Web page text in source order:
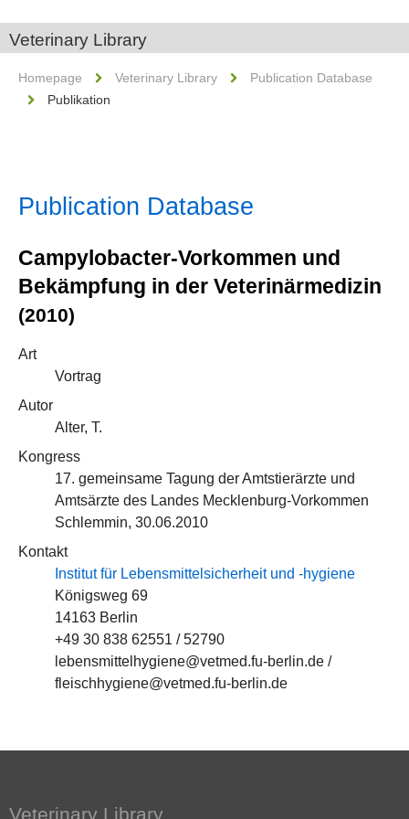
Veterinary Library
Homepage Veterinary Library
Publication Database
Publikation
Publication Database
Campylobacter-Vorkommen und
Bekämpfung in der Veterinärmedizin
(2010)
Art
Vortrag
Autor
Alter, T.
Kongress
17. gemeinsame Tagung der Amtstierärzte und
Amtsärzte des Landes Mecklenburg-Vorkommen
Schlemmin, 30.06.2010
Kontakt
Institut für Lebensmittelsicherheit und -hygiene
Königsweg 69
14163 Berlin
+49 30 838 62551 / 52790
lebensmittelhygiene@vetmed.fu-berlin.de /
fleischhygiene@vetmed.fu-berlin.de
Veterinary Library